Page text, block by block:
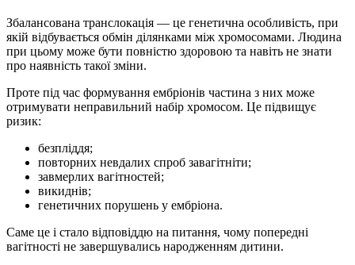
Збалансована транслокація — це генетична особливість, при
якій відбувається обмін ділянками між хромосомами. Людина
при цьому може бути повністю здоровою та навіть не знати
про наявність такої зміни.
Проте під час формування ембріонів частина з них може
отримувати неправильний набір хромосом. Це підвищує
ризик:
безпліддя;
повторних невдалих спроб завагітніти;
завмерлих вагітностей;
викиднів;
генетичних порушень у ембріона.
Саме це і стало відповіддю на питання, чому попередні
вагітності не завершувались народженням дитини.